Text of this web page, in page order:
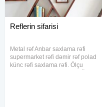
Reflerin sifarisi
Metal rəf Anbar saxlama rəfi
supermarket rəfi dəmir rəf polad
künc rəfi saxlama rəfi. Ölçu